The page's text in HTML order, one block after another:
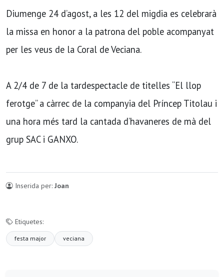
Diumenge 24 d’agost, a les 12 del migdia es celebrarà
la missa en honor a la patrona del poble acompanyat
per les veus de la Coral de Veciana.
A 2/4 de 7 de la tardespectacle de titelles “El llop
ferotge” a càrrec de la companyia del Príncep Titolau i
una hora més tard la cantada d’havaneres de mà del
grup SAC i GANXO.
Inserida per: Joan
Etiquetes:
festa major veciana